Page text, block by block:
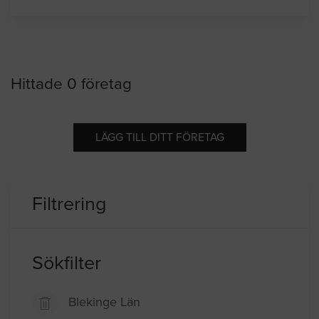
Hittade 0 företag
LÄGG TILL DITT FÖRETAG
Filtrering
Sökfilter
Blekinge Län